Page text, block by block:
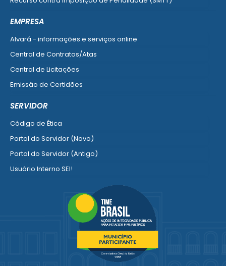
EMPRESA
Alvará - informações e serviços online
Central de Contratos/Atas
Central de Licitações
Emissão de Certidões
SERVIDOR
Código de Ética
Portal do Servidor (Novo)
Portal do Servidor (Antigo)
Usuário Interno SEI!
Portal do Segurado
Manual de Gestão Patrimonial
Ver mais serviços para o Servidor